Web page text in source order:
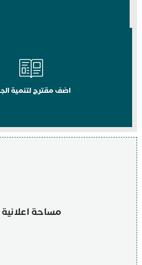
اضف مقترح لتنمية
مساحة اعلانية